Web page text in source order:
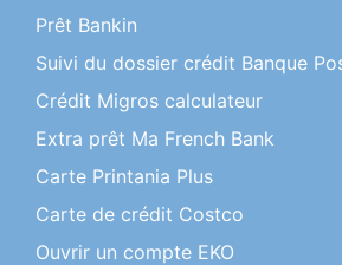
Prêt Bankin
Suivi du dossier crédit Banque
Crédit Migros calculateur
Extra prêt Ma French Bank
Carte Printania Plus
Carte de crédit Costco
Ouvrir un compte EKO